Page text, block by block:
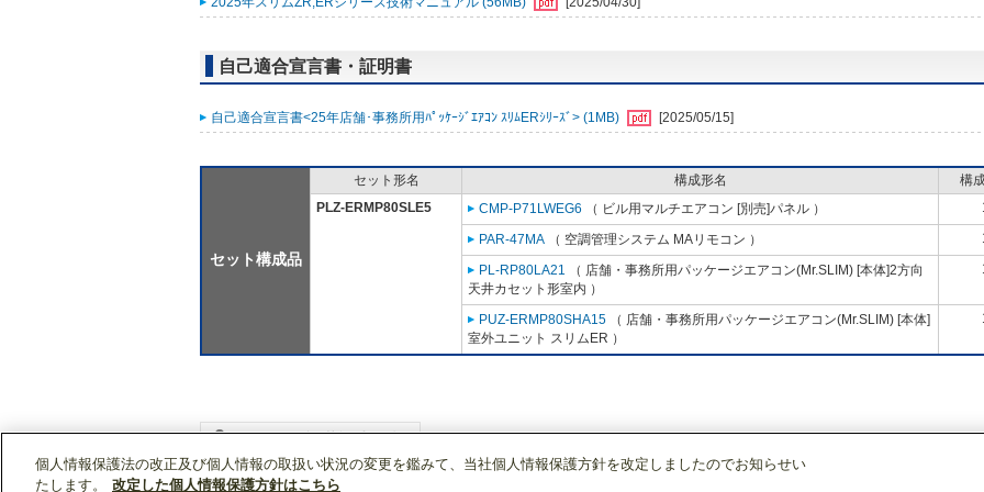
自己適合宣言書・証明書
自己適合宣言書<25年店舗･事務所用ﾊﾟｯｹｰｼﾞｴｱｺﾝ ｽﾘﾑERｼﾘｰｽﾞ> (1MB) [2025/05/15]
セット構成品
セット形名 構成形名
構
PLZ-ERMP80SLE5
CMP-P71LWEG6 （ ビル用マルチエアコン [別売]パネル ）
PAR-47MA （ 空調管理システム MAリモコン ）
PL-RP80LA21 （ 店舗・事務所用パッケージエアコン(Mr.SLIM) [本体]2方向
天井カセット形室内 ）
PUZ-ERMP80SHA15 （ 店舗・事務所用パッケージエアコン(Mr.SLIM) [本体]
室外ユニット スリムER ）
WIN2Kトップ 製品情報
個人情報保護法の改正及び個人情報の取扱い状況の変更を鑑みて、当社個人情報保護方針を改定しましたのでお知らせい
たします。
改定した個人情報保護方針はこちら